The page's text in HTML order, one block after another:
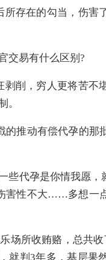
存在的勾当，伤害
易有什么区别?
削，穷人更将苦不
。
推动有偿代孕的那
代孕是你情我愿，
害性不大……多想一
所收贿赂，总共收
就判3年多，基层果